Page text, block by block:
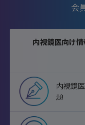
会
内視鏡医向け
内視鏡
題